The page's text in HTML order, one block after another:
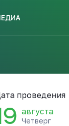
проведения
августа
Четверг